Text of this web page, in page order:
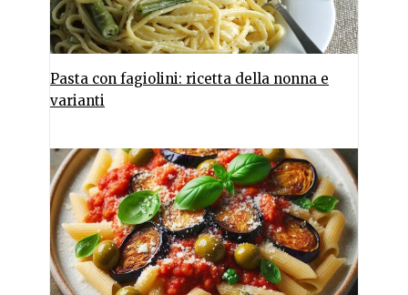
Pasta con fagiolini: ricetta della nonna e
varianti